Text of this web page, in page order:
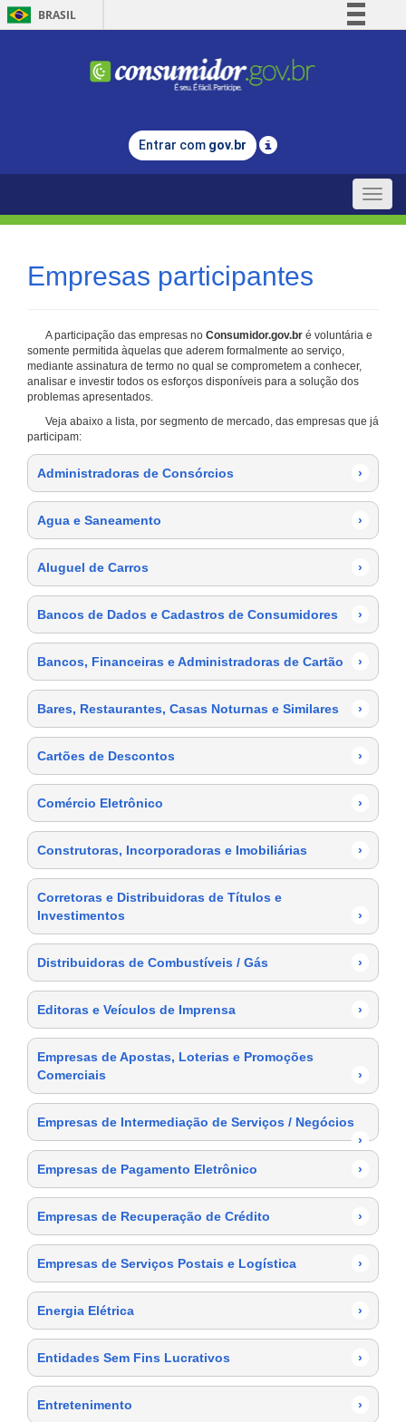
BRASIL
Comunica BR
Legislação
Entrar com gov.br
Toggle
Empresas participantes
A participação das empresas no Consumidor.gov.br é voluntária e
somente permitida àquelas que aderem formalmente ao serviço,
mediante assinatura de termo no qual se comprometem a conhecer,
analisar e investir todos os esforços disponíveis para a solução dos
problemas apresentados.
Veja abaixo a lista, por segmento de mercado, das empresas que já
participam:
Administradoras de Consórcios ›
Agua e Saneamento ›
Aluguel de Carros ›
Bancos de Dados e Cadastros de Consumidores ›
Bancos, Financeiras e Administradoras de Cartão ›
Bares, Restaurantes, Casas Noturnas e Similares ›
Cartões de Descontos ›
Comércio Eletrônico ›
Construtoras, Incorporadoras e Imobiliárias ›
Corretoras e Distribuidoras de Títulos e
Investimentos
›
Distribuidoras de Combustíveis / Gás ›
Editoras e Veículos de Imprensa ›
Empresas de Apostas, Loterias e Promoções
Comerciais
›
Empresas de Intermediação de Serviços / Negócios
›
Empresas de Pagamento Eletrônico
›
Empresas de Recuperação de Crédito ›
Empresas de Serviços Postais e Logística ›
Energia Elétrica ›
Entidades Sem Fins Lucrativos ›
Entretenimento ›